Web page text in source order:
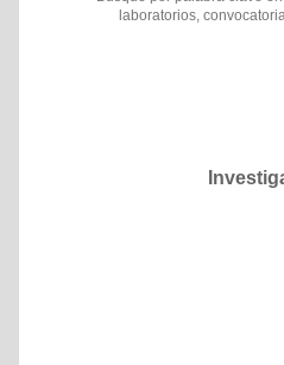
laboratorios,